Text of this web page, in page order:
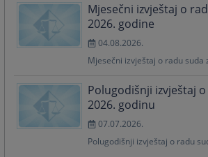
Mjesečni izvještaj o
2026. godine
04.08.2026.
Mjesečni izvještaj o radu suda
Polugodišnji izvještaj
2026. godinu
07.07.2026.
Polugodišnji izvještaj o radu